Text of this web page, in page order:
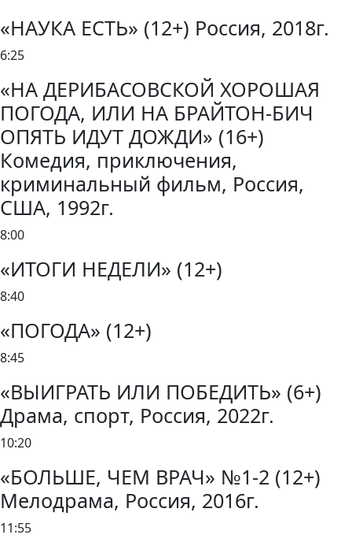
«НАУКА ЕСТЬ» (12+) Россия, 2018г.
6:25
«НА ДЕРИБАСОВСКОЙ ХОРОШАЯ
ПОГОДА, ИЛИ НА БРАЙТОН-БИЧ
ОПЯТЬ ИДУТ ДОЖДИ» (16+)
Комедия, приключения,
криминальный фильм, Россия,
США, 1992г.
8:00
«ИТОГИ НЕДЕЛИ» (12+)
8:40
«ПОГОДА» (12+)
8:45
«ВЫИГРАТЬ ИЛИ ПОБЕДИТЬ» (6+)
Драма, спорт, Россия, 2022г.
10:20
«БОЛЬШЕ, ЧЕМ ВРАЧ» №1-2 (12+)
Мелодрама, Россия, 2016г.
11:55